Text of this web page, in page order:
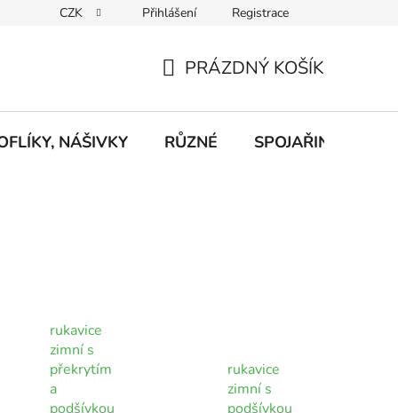
Podmínky ochrany osobních údajů
CZK Přihlášení Registrace
KOŠÍK
PRÁZDNÝ KOŠÍK
NÁŠIVKY RŮZNÉ SPOJAŘINA,
rukavice
zimní s
překrytím
a
podšívkou
rukavice
zimní s
podšívkou